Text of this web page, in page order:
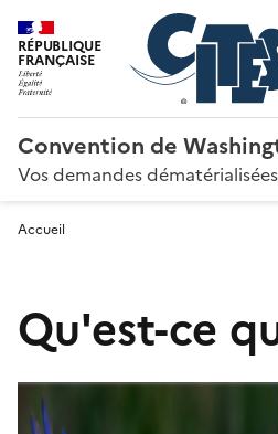
RÉPUBLIQUE
FRANÇAISE
Convention de
Vos demandes
Accueil
Qu'est-ce